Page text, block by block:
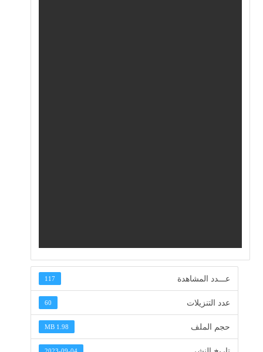
عـــدد المشاهدة 117
عدد التنزيلات 60
حجم الملف 1.98 MB